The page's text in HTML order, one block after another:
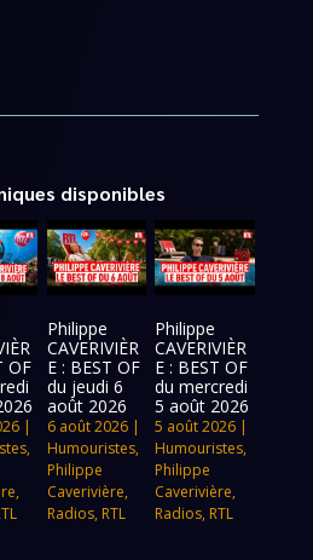
disponibles
OF
|
,
,
Philippe
CAVERIVIÈR
E : BEST OF
du jeudi 6
août 2026
6 août 2026|
Humouristes,
Philippe
Caverivière,
Radios, RTL
Philippe
CAVERIVIÈR
E : BEST OF
du mercredi
5 août 2026
5 août 2026 |
Humouristes,
Philippe
Caverivière,
Radios, RTL